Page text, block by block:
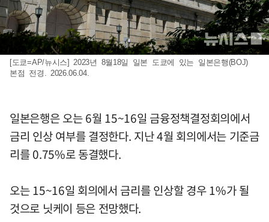
[도쿄=AP/뉴시스] 2023년 8월18일 일본 도쿄에 있는 일본은행(BOJ)
본점 전경. 2026.06.04.
일본은행은 오는 6월 15~16일 금융정책결정회의에서
금리 인상 여부를 결정한다. 지난 4월 회의에서는 기준금
리를 0.75%로 동결했다.
오는 15~16일 회의에서 금리를 인상할 경우 1%가 될
것으로 닛케이 등은 전망했다.